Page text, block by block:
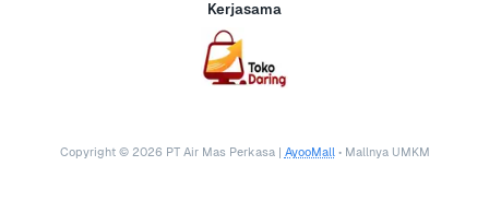
Kerjasama
Copyright © 2026 PT Air Mas Perkasa | AyooMall • Mallnya UMKM